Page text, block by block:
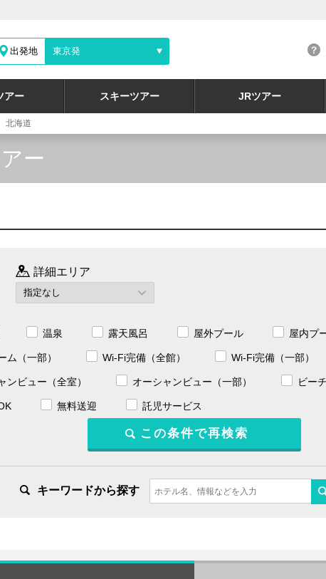
出発地 東京発
アー スキーツアー JRツアー
北海道
ー
詳細エリア
温泉 露天風呂 屋外プール 屋内プ
ム（一部） Wi-Fi完備（全館） Wi-Fi完備（一部）
ンビュー（全室） オーシャンビュー（一部） ビー
無料送迎 託児サービス
キーワードから探す